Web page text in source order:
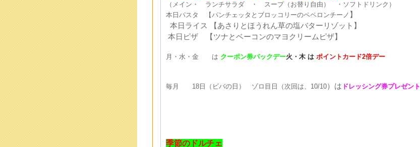
（メイン・ ランチサラダ ・ スープ（お替り自由） ・ソフトドリンク）
本日パスタ 【パンチェッタとブロッコリーのペペロンチーノ 】
本日ライス 【あさりとほうれん草の塩バターリゾット 】
本日ピザ 【ツナとベーコンのマヨクリームピザ】
月・水・金 は クーポン券バックデー火・木 は ポイントカード2倍デー
毎月 18日（ビバの日） ゾロ目日（次回は、10/10）は ドレッシング券プレゼント
季節のドルチェ